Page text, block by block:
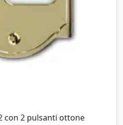
con 2 pulsanti ottone